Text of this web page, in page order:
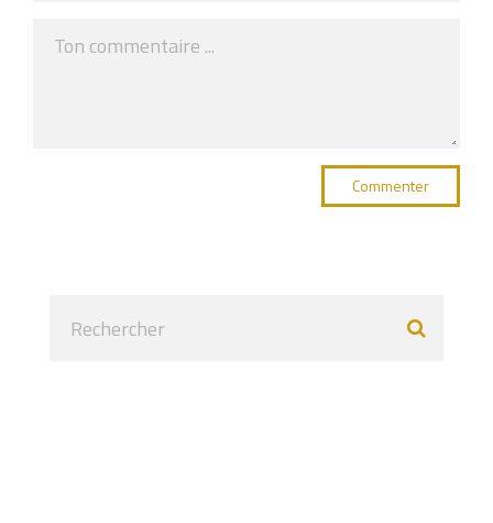
Commenter